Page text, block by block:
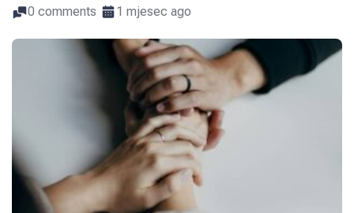
0 comments 1 mjesec ago